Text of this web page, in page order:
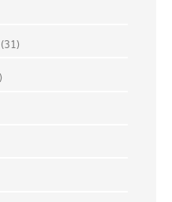
(31)
)